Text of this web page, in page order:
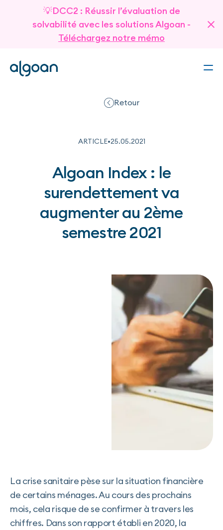
💡DCC2 : Réussir l’évaluation de
solvabilité avec les solutions Algoan -
Téléchargez notre mémo
Retour
ARTICLE•25.05.2021
Algoan Index : le
surendettement va
augmenter au 2ème
semestre 2021
La crise sanitaire pèse sur la situation financière
de certains ménages. Au cours des prochains
mois, cela risque de se confirmer à travers les
chiffres. Dans son rapport établi en 2020, la